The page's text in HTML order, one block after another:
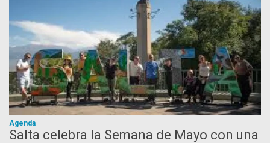
Agenda
Salta celebra la Semana de Mayo con una